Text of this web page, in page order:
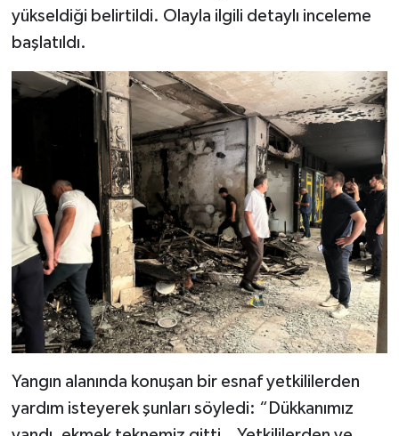
yükseldiği belirtildi. Olayla ilgili detaylı inceleme
başlatıldı.
Yangın alanında konuşan bir esnaf yetkililerden
yardım isteyerek şunları söyledi: “Dükkanımız